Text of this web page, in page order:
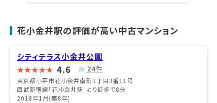
花小金井駅の評価が高い中古マンション
シティテラス小金井公園
4.6 24件
東京都小平市花小金井南町1丁目3番11号
西武新宿線「花小金井駅」より徒歩で8分
2018年1月(築8年)